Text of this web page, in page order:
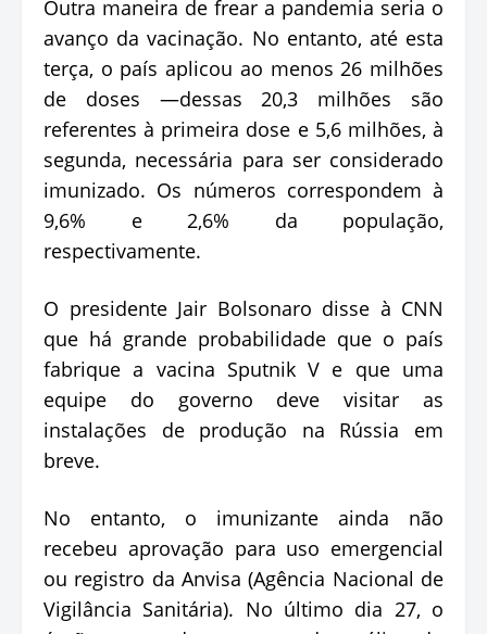
Outra maneira de frear a pandemia seria o
avanço da vacinação. No entanto, até esta
terça, o país aplicou ao menos 26 milhões
de doses —dessas 20,3 milhões são
referentes à primeira dose e 5,6 milhões, à
segunda, necessária para ser considerado
imunizado. Os números correspondem à
9,6% e 2,6% da população,
respectivamente.
O presidente Jair Bolsonaro disse à CNN
que há grande probabilidade que o país
fabrique a vacina Sputnik V e que uma
equipe do governo deve visitar as
instalações de produção na Rússia em
breve.
No entanto, o imunizante ainda não
recebeu aprovação para uso emergencial
ou registro da Anvisa (Agência Nacional de
Vigilância Sanitária). No último dia 27, o